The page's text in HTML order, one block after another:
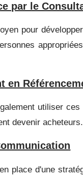
par le
pour
en
utiliser
devenir acheteurs.
place d'une